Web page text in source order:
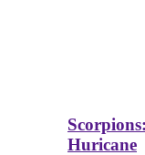
Huricane